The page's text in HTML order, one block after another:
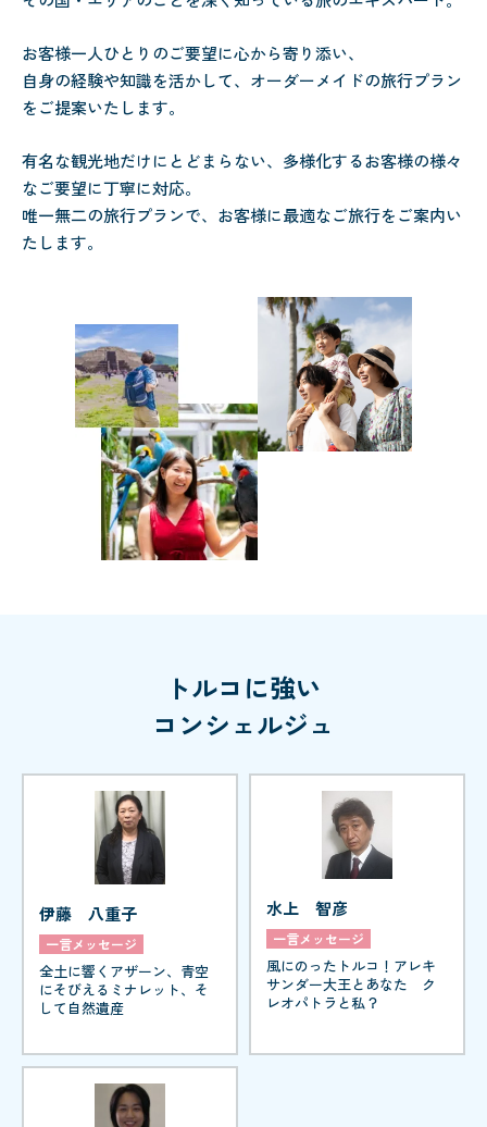
お客様一人ひとりのご要望に心から寄り添い、
自身の経験や知識を活かして、オーダーメイドの旅行プラン
をご提案いたします。
有名な観光地だけにとどまらない、多様化するお客様の様々
なご要望に丁寧に対応。
唯一無二の旅行プランで、お客様に最適なご旅行をご案内い
たします。
トルコに強い
コンシェルジュ
伊藤 八重子
一言メッセージ
全土に響くアザーン、青空
にそびえるミナレット、そ
して自然遺産
水上 智彦
一言メッセージ
風にのったトルコ！アレキ
サンダー大王とあなた ク
レオパトラと私？